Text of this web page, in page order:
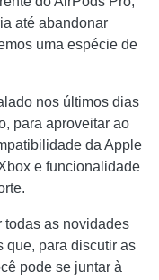
até abandonar
uma espécie de
nos últimos dias
para aproveitar ao
da Apple
e funcionalidade
todas as novidades
que, para discutir as
pode se juntar à